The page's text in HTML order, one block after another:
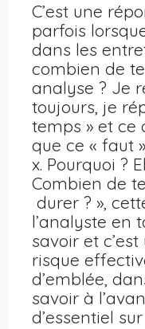
C’est une
parfois
dans les
combien de
analyse ? Je
toujours, je
temps » et ce
que ce « faut
x. Pourquoi ?
Combien de
durer ? »,
l’analyste en
savoir et
risque
d’emblée,
savoir à
d’essentiel